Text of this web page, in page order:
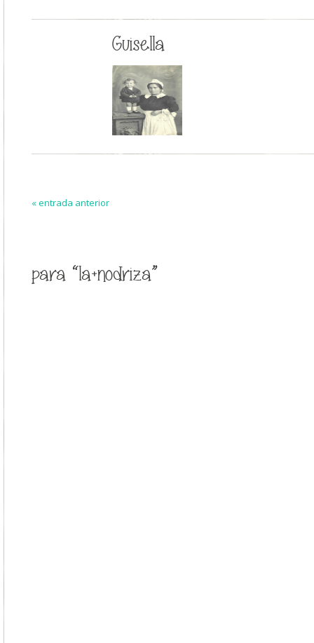
Guisella
« entrada anterior
para “la+nodriza”